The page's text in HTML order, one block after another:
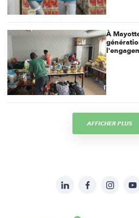
À
AFFICHER PLUS
LinkedInFacebook